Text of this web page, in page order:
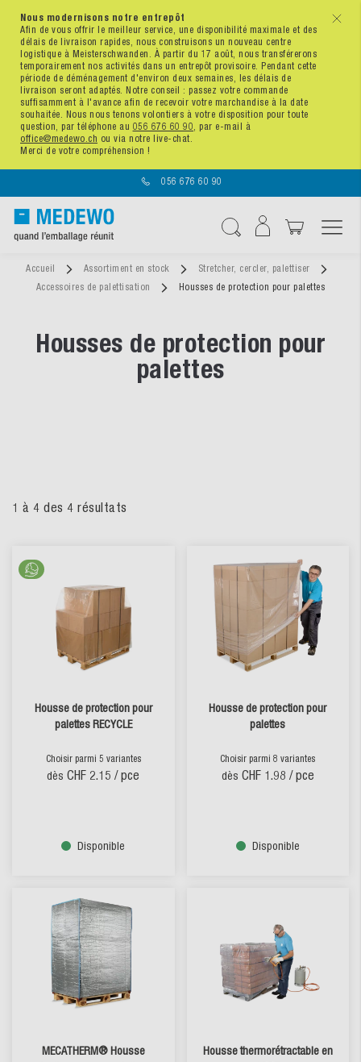
x
Nous modernisons notre entrepôt
Afin de vous offrir le meilleur service, une disponibilité maximale et des
délais de livraison rapides, nous construisons un nouveau centre
logistique à Meisterschwanden. À partir du 17 août, nous transférerons
temporairement nos activités dans un entrepôt provisoire. Pendant cette
période de déménagement d'environ deux semaines, les délais de
livraison seront adaptés. Notre conseil : passez votre commande
suffisamment à l'avance afin de recevoir votre marchandise à la date
souhaitée. Nous nous tenons volontiers à votre disposition pour toute
question, par téléphone au 056 676 60 90, par e-mail à
office@medewo.ch ou via notre live-chat.
Merci de votre compréhension !
056 676 60 90
Accueil Assortiment en stock
Stretcher, cercler, palettiser
Accessoires de palettisation
Housses de protection pour palettes
Housses de protection pour
palettes
1 à 4 des 4 résultats
Housse de protection pour
palettes RECYCLE
Choisir parmi 5 variantes
dès CHF 2.15 / pce
Disponible
Housse de protection pour
palettes
Choisir parmi 8 variantes
dès CHF 1.98 / pce
Disponible
MECATHERM® Housse
Housse thermorétractable en